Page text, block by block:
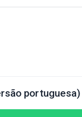
portuguesa)